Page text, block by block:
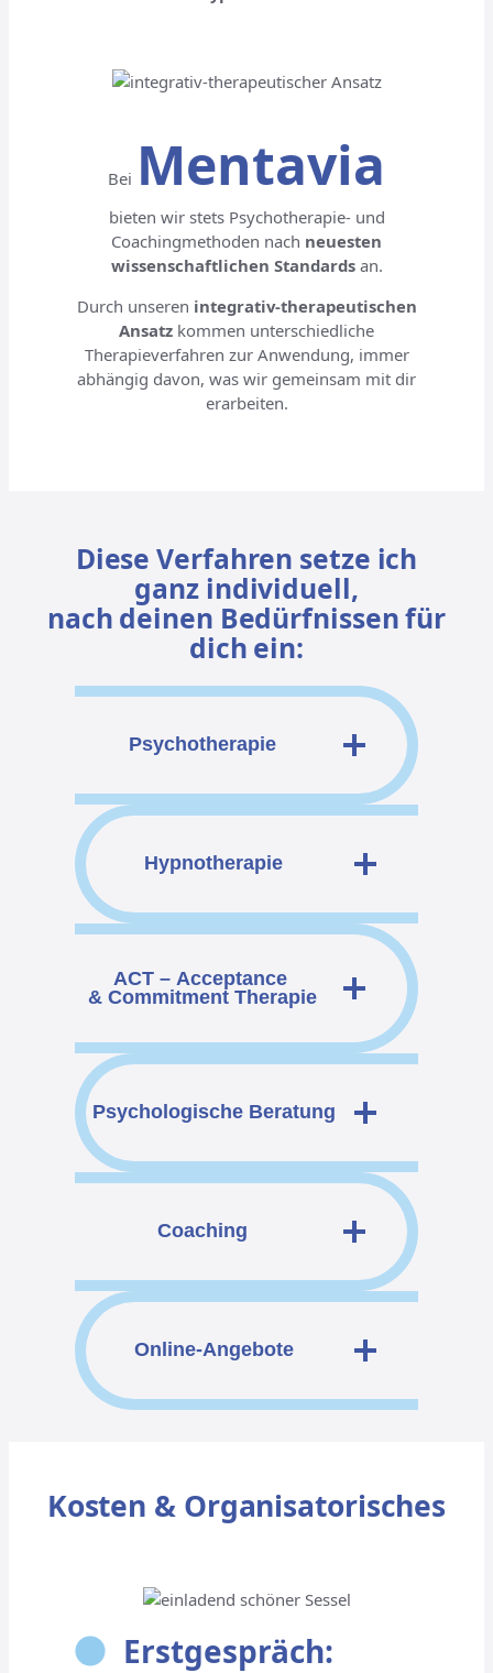
Bei Mentavia
bieten wir stets Psychotherapie- und
Coachingmethoden nach neuesten
wissenschaftlichen Standardsan.
Durch unseren integrativ-therapeutischen
Ansatz kommen unterschiedliche
Therapieverfahren zur Anwendung, immer
abhängig davon, was wir gemeinsam mit dir
erarbeiten.
Diese Verfahren setze ich
ganz individuell,
nach deinen Bedürfnissen für
dich ein:
Psychotherapie
Hypnotherapie
ACT – Acceptance
& Commitment Therapie
Psychologische Beratung
Coaching
Online-Angebote
Kosten & Organisatorisches
Erstgespräch: